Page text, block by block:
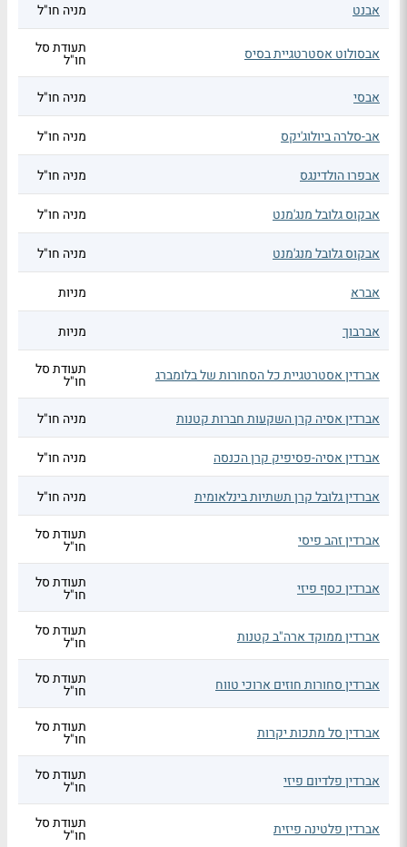
אבנט מניה חו"ל
אבסולוט אסטרטגיית בסיס תעודת סל
חו"ל
אבסי
מניה חו"ל
אב-סלרה ביולוג'יקס מניה חו"ל
אבפרו הולדינגס מניה חו"ל
אבקוס גלובל מנג'מנט מניה חו"ל
אבקוס גלובל מנג'מנט מניה חו"ל
אברא מניות
אברבוך מניות
אברדין אסטרטגיית כל הסחורות של בלומברג תעודת סל
חו"ל
אברדין אסיה קרן השקעות חברות קטנות
מניה חו"ל
אברדין אסיה-פסיפיק קרן הכנסה מניה חו"ל
אברדין גלובל קרן תשתיות בינלאומית מניה חו"ל
אברדין זהב פיסי תעודת סל
חו"ל
אברדין כסף פיזי תעודת סל
חו"ל
אברדין ממוקד ארה"ב קטנות תעודת סל
חו"ל
אברדין סחורות חוזים ארוכי טווח תעודת סל
חו"ל
אברדין סל מתכות יקרות תעודת סל
חו"ל
אברדין פלדיום פיזי תעודת סל
חו"ל
אברדין פלטינה פיזית תעודת סל
חו"ל